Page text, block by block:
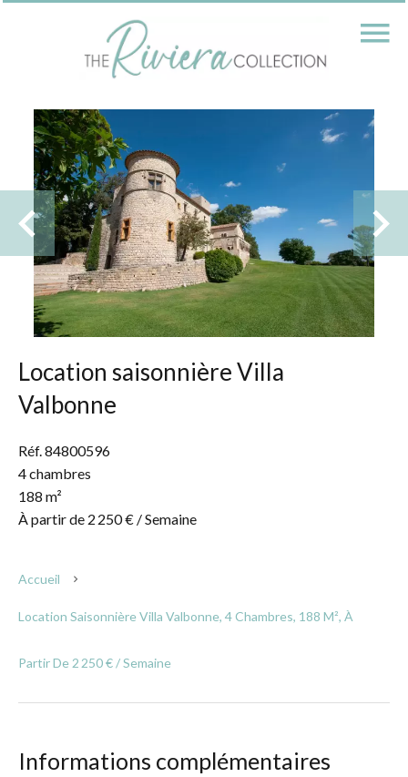
Location saisonnière Villa
Valbonne
Réf. 84800596
4 chambres
188 m²
À partir de 2 250 € / Semaine
Accueil
Location Saisonnière Villa Valbonne, 4 Chambres, 188 M², À
Partir De 2 250 € / Semaine
Informations complémentaires